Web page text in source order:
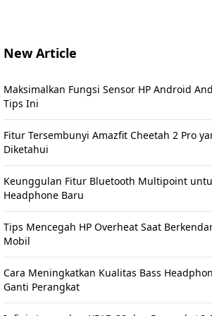
New Article
Maksimalkan Fungsi Sensor HP Android
Tips Ini
Fitur Tersembunyi Amazfit Cheetah 2 Pro
Diketahui
Keunggulan Fitur Bluetooth Multipoint
Headphone Baru
Tips Mencegah HP Overheat Saat
Mobil
Cara Meningkatkan Kualitas Bass
Ganti Perangkat